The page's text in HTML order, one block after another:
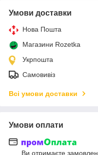
Умови доставки
Нова Пошта
Магазини Rozetka
Укрпошта
Самовивіз
Всі умови доставки
Умови оплати
Ви отримаєте